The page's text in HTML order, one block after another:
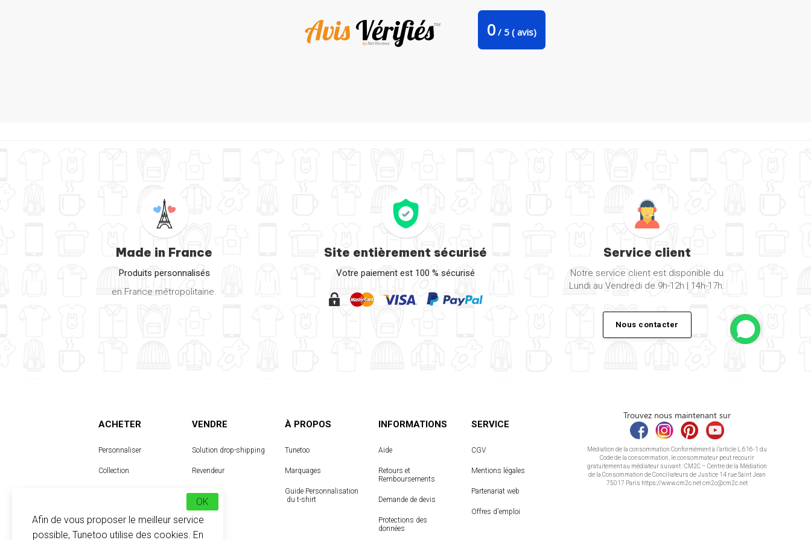
0/ 5 (avis)
Made in France
Produits personnalisés
en France métropolitaine.
Site entièrement sécurisé
Votre paiement est 100 % sécurisé
Service client
Notre service client est disponible du
Lundi au Vendredi de 9h-12h | 14h-17h.
Nous contacter
ACHETER
Personnaliser
Collection
VENDRE
Solution drop-shipping
Revendeur
Designer
À PROPOS
Tunetoo
Marquages
Guide Personnalisation
du t-shirt
INFORMATIONS
Aide
Retours et
Remboursements
Demande de devis
Protections des
données
SERVICE
CGV
Mentions légales
Partenariat web
Offres d'emploi
Trouvez nous maintenant sur
Médiation de la consommation Conformément à l’article L.616-1 du
Code de la consommation, le consommateur peut recourir
gratuitement au médiateur suivant : CM2C – Centre de la Médiation
de la Consommation de Conciliateurs de Justice 14 rue Saint Jean
75017 Paris https://www.cm2c.net cm2c@cm2c.net
Afin de vous proposer le meilleur service
possible, Tunetoo utilise des cookies. En
OK